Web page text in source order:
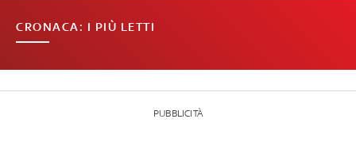
CRONACA: I PIÙ LETTI
PUBBLICITÀ